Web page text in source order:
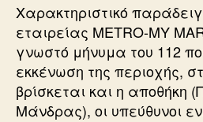
Χαρακτηριστικό
εταιρείας METRO-MY
γνωστό μήνυμα του 112
εκκένωση της περιοχής,
βρίσκεται και η αποθήκη
Μάνδρας), οι υπεύθυνοι